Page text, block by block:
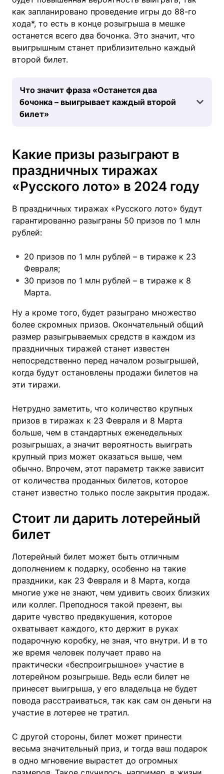
как запланировано проведение игры до 88-го
хода*, то есть в конце розыгрыша в мешке
останется всего два бочонка. Это значит, что
выигрышным станет приблизительно каждый
второй билет.
Что значит фраза «Останется два
бочонка – выигрывает каждый второй
билет»
Какие призы разыграют в
праздничных тиражах
«Русского лото» в 2024 году
В праздничных тиражах «Русского лото» будут
гарантированно разыграны 50 призов по 1 млн
рублей:
20 призов по 1 млн рублей – в тираже к 23
Февраля;
30 призов по 1 млн рублей – в тираже к 8
Марта.
Ну а кроме того, будет разыграно множество
более скромных призов. Окончательный общий
размер разыгрываемых средств в каждом из
праздничных тиражей станет известен
непосредственно перед началом розыгрышей,
когда будут остановлены продажи билетов на
эти тиражи.
Нетрудно заметить, что количество крупных
призов в тиражах к 23 Февраля и 8 Марта
больше, чем в стандартных еженедельных
розыгрышах, а значит вероятность выиграть
крупный приз может оказаться выше, чем
обычно. Впрочем, этот параметр также зависит
от количества проданных билетов, которое
станет известно только после закрытия продаж.
Стоит ли дарить лотерейный
билет
Лотерейный билет может быть отличным
дополнением к подарку, особенно на такие
праздники, как 23 Февраля и 8 Марта, когда
многие уже не знают, чем удивить своих близких
или коллег. Преподнося такой презент, вы
дарите чувство предвкушения, которое
охватывает каждого, кто держит в руках
подарочную коробку, не зная, что внутри. И в то
же время человек получает право на
практически «беспроигрышное» участие в
лотерейном розыгрыше. Ведь если билет не
принесет выигрыша, у его владельца не будет
повода расстраиваться, так как сам он деньги на
участие в лотерее не тратил.
С другой стороны, билет может принести
весьма значительный приз, и тогда ваш подарок
в одно мгновение вырастет до огромных